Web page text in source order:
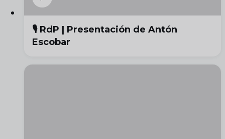
🎙️ RdP | Presentación de Antón
Escobar